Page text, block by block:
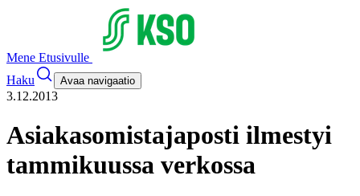
Mene Etusivulle
Haku
Avaa navigaatio
3.12.2013
Asiakasomistajaposti ilmestyi
tammikuussa verkossa